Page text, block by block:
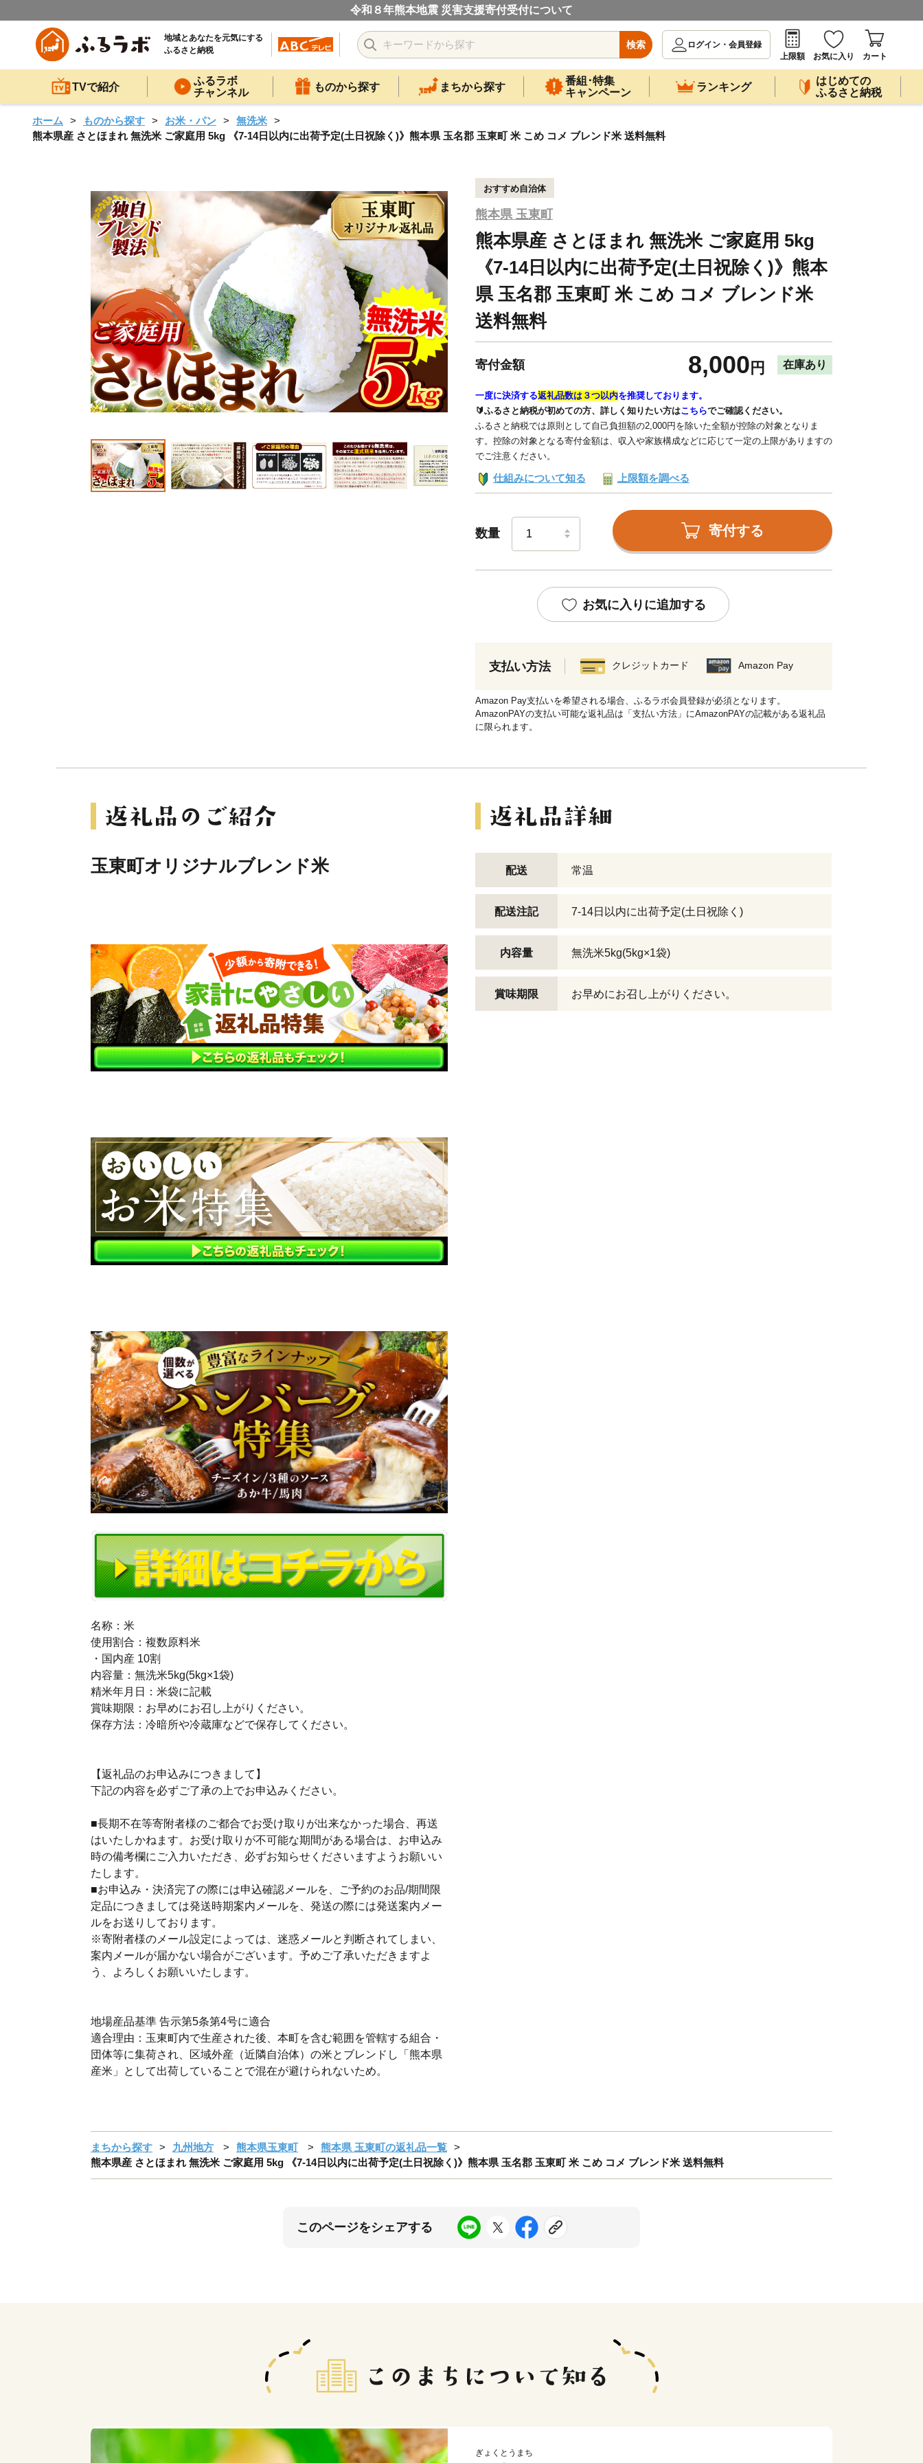
令和８年熊本地震 災害支援寄付受付について
地域とあなたを元気にする
ふるさと納税
検索
ログイン・会員登録
上限額
お気に入り カート
TVで紹介
ふるラボ
チャンネル
ものから探す まちから探す
番組･特集
キャンペーン
ランキング
はじめての
ふるさと納税
ホーム ものから探す お米・パン
無洗米
熊本県産 さとほまれ 無洗米 ご家庭用 5kg 《7-14日以内に出荷予定(土日祝除く)》熊本県 玉名郡 玉東町 米 こめ コメ ブレンド米 送料無料
おすすめ自治体
熊本県 玉東町
熊本県産 さとほまれ 無洗米 ご家庭用 5kg
《7-14日以内に出荷予定(土日祝除く)》熊本
県 玉名郡 玉東町 米 こめ コメ ブレンド米
送料無料
寄付金額 8,000 円 在庫あり
一度に決済する返礼品数は３つ以内を推奨しております。
🔰ふるさと納税が初めての方、詳しく知りたい方はこちらでご確認ください。
ふるさと納税では原則として自己負担額の2,000円を除いた全額が控除の対象となりま
す。控除の対象となる寄付金額は、収入や家族構成などに応じて一定の上限がありますの
でご注意ください。
仕組みについて知る 上限額を調べる
数量 寄付する
お気に入りに追加する
支払い方法 クレジットカード Amazon Pay
Amazon Pay支払いを希望される場合、ふるラボ会員登録が必須となります。
AmazonPAYの支払い可能な返礼品は「支払い方法」にAmazonPAYの記載がある返礼品
に限られます。
玉東町オリジナルブレンド米
名称：米
使用割合：複数原料米
・国内産 10割
内容量：無洗米5kg(5kg×1袋)
精米年月日：米袋に記載
賞味期限：お早めにお召し上がりください。
保存方法：冷暗所や冷蔵庫などで保存してください。
【返礼品のお申込みにつきまして】
下記の内容を必ずご了承の上でお申込みください。
■長期不在等寄附者様のご都合でお受け取りが出来なかった場合、再送
はいたしかねます。お受け取りが不可能な期間がある場合は、お申込み
時の備考欄にご入力いただき、必ずお知らせくださいますようお願いい
たします。
■お申込み・決済完了の際には申込確認メールを、ご予約のお品/期間限
定品につきましては発送時期案内メールを、発送の際には発送案内メー
ルをお送りしております。
※寄附者様のメール設定によっては、迷惑メールと判断されてしまい、
案内メールが届かない場合がございます。予めご了承いただきますよ
う、よろしくお願いいたします。
地場産品基準 告示第5条第4号に適合
適合理由：玉東町内で生産された後、本町を含む範囲を管轄する組合・
団体等に集荷され、区域外産（近隣自治体）の米とブレンドし「熊本県
産米」として出荷していることで混在が避けられないため。
配送 常温
配送注記 7-14日以内に出荷予定(土日祝除く)
内容量 無洗米5kg(5kg×1袋)
賞味期限 お早めにお召し上がりください。
まちから探す 九州地方 熊本県玉東町
熊本県 玉東町の返礼品一覧
熊本県産 さとほまれ 無洗米 ご家庭用 5kg 《7-14日以内に出荷予定(土日祝除く)》熊本県 玉名郡 玉東町 米 こめ コメ ブレンド米 送料無料
このページをシェアする
ぎょくとうまち